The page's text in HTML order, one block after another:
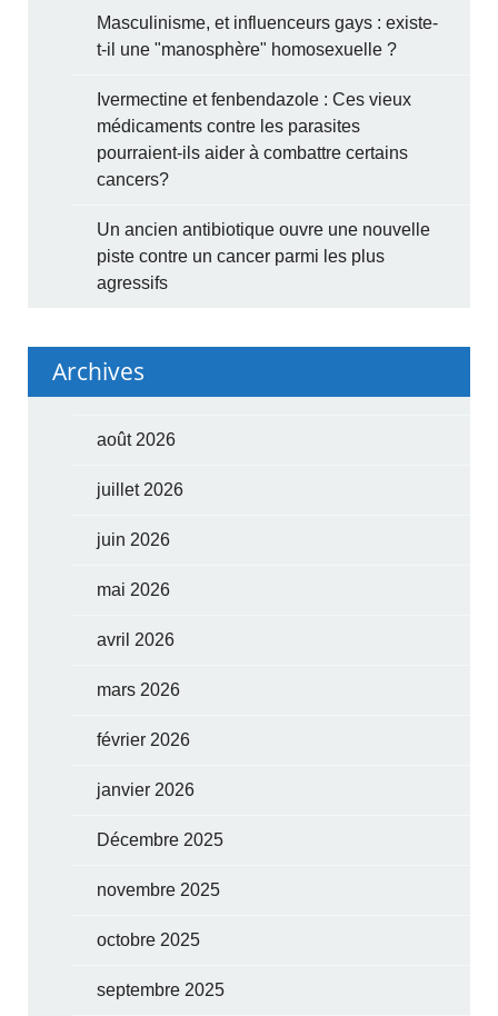
Masculinisme, et influenceurs gays : existe-
t-il une "manosphère" homosexuelle ?
Ivermectine et fenbendazole : Ces vieux
médicaments contre les parasites
pourraient-ils aider à combattre certains
cancers?
Un ancien antibiotique ouvre une nouvelle
piste contre un cancer parmi les plus
agressifs
Archives
août 2026
juillet 2026
juin 2026
mai 2026
avril 2026
mars 2026
février 2026
janvier 2026
Décembre 2025
novembre 2025
octobre 2025
septembre 2025